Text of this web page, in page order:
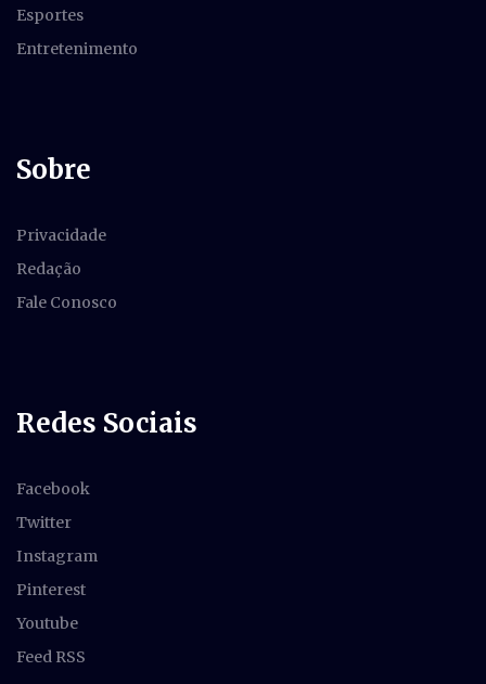
Esportes
Entretenimento
Sobre
Privacidade
Redação
Fale Conosco
Redes Sociais
Facebook
Twitter
Instagram
Pinterest
Youtube
Feed RSS